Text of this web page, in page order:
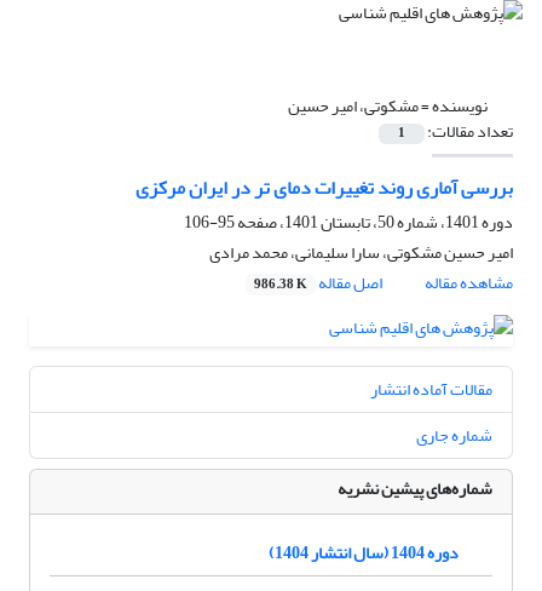
نویسنده =مشکوتی، امیر حسین
تعداد مقالات: 1
بررسی آماری روند تغییرات دمای تر در ایران مرکزی
دوره 1401، شماره 50، تابستان 1401، صفحه
95-106
امیر حسین مشکوتی، سارا سلیمانی، محمد مرادی
مشاهده مقاله
اصل مقاله 986.38 K
مقالات آماده انتشار
شماره جاری
شماره‌های پیشین نشریه
دوره 1404 (سال انتشار 1404)